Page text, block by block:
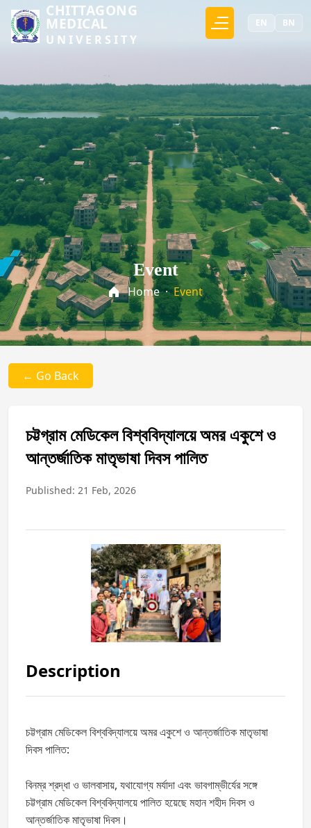
CHITTAGONG
MEDICAL
UNIVERSITY
EN BN
Event
Home · Event
← Go Back
চট্টগ্রাম মেডিকেল বিশ্ববিদ্যালয়ে অমর একুশে ও
আন্তর্জাতিক মাতৃভাষা দিবস পালিত
Published: 21 Feb, 2026
Description
চট্টগ্রাম মেডিকেল বিশ্ববিদ্যালয়ে অমর একুশে ও আন্তর্জাতিক মাতৃভাষা
দিবস পালিত:
বিনম্র শ্রদ্ধা ও ভালবাসায়, যথাযোগ্য মর্যাদা এবং ভাবগাম্ভীর্যের সঙ্গে
চট্টগ্রাম মেডিকেল বিশ্ববিদ্যালয়ে পালিত হয়েছে মহান শহীদ দিবস ও
আন্তর্জাতিক মাতৃভাষা দিবস।